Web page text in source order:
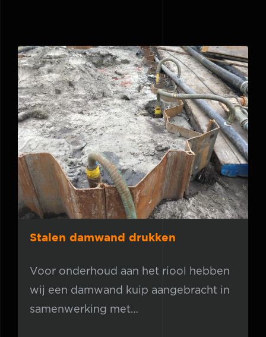
Stalen damwand drukken
Stalen damwand drukken
Voor onderhoud aan het riool hebben
wij een damwand kuip aangebracht in
samenwerking met